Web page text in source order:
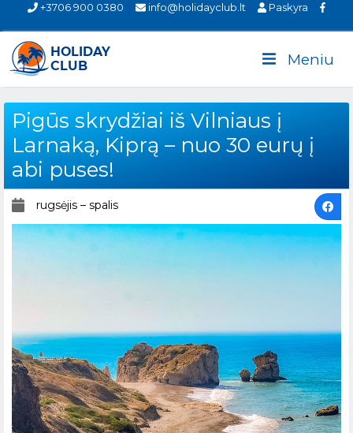
+3706 900 0380 info@holidayclub.lt Paskyra
Meniu
Pigūs skrydžiai iš Vilniaus į
Larnaką, Kiprą – nuo 30 eurų į
abi puses!
rugsėjis – spalis